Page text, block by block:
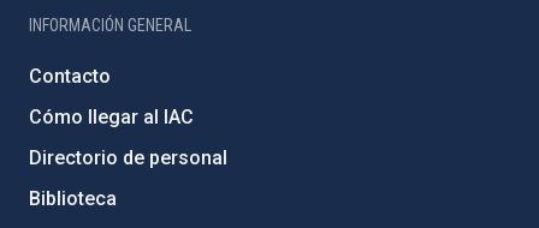
INFORMACIÓN GENERAL
Contacto
Cómo llegar al IAC
Directorio de personal
Biblioteca